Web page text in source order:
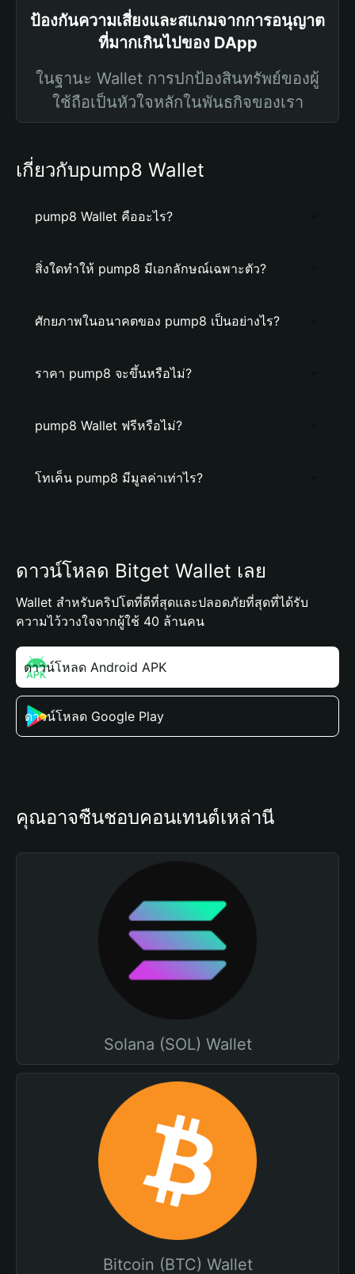
ป้องกันความเสี่ยงและสแกมจากการอนุญาต
ที่มากเกินไปของ DApp
ในฐานะ Wallet การปกป้องสินทรัพย์ของผู้
ใช้ถือเป็นหัวใจหลักในพันธกิจของเรา
เกี่ยวกับpump8 Wallet
pump8 Wallet คืออะไร?
สิ่งใดทำให้ pump8 มีเอกลักษณ์เฉพาะตัว?
ศักยภาพในอนาคตของ pump8 เป็นอย่างไร?
ราคา pump8 จะขึ้นหรือไม่?
pump8 Wallet ฟรีหรือไม่?
โทเค็น pump8 มีมูลค่าเท่าไร?
ดาวน์โหลด Bitget Wallet เลย
Wallet สำหรับคริปโตที่ดีที่สุดและปลอดภัยที่สุดที่ได้รับ
ความไว้วางใจจากผู้ใช้ 40 ล้านคน
ดาวน์โหลด Android APK
ดาวน์โหลด Google Play
คุณอาจชื่นชอบคอนเทนต์เหล่านี้
Solana (SOL) Wallet
Bitcoin (BTC) Wallet